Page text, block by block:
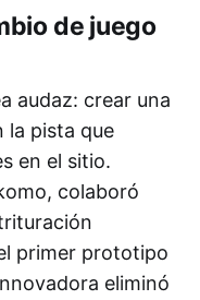
de juego
audaz: crear una
la pista que
en el sitio.
colaboró
primer prototipo
eliminó